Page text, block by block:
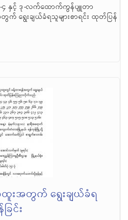
-၄ နှင့် ဒု-လက်ထောက်ကွန်ပျူတာ
က် ရွေးချယ်ခံရသူများစာရင်း ထုတ်ပြန်
းအတွက် ရွေးချယ်ခံရ
ြင်း